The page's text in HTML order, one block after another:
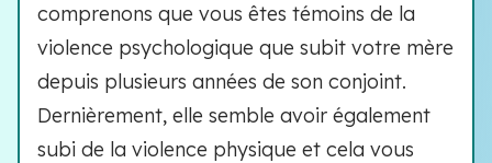
comprenons que vous êtes témoins de la
violence psychologique que subit votre mère
depuis plusieurs années de son conjoint.
Dernièrement, elle semble avoir également
subi de la violence physique et cela vous